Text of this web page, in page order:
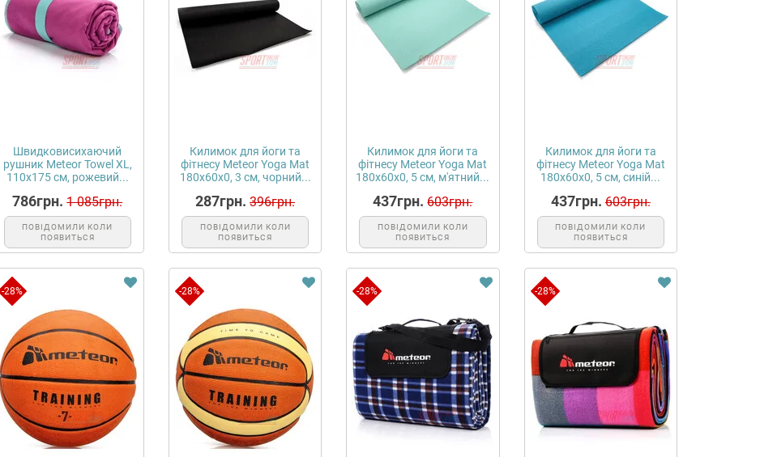
Швидковисихаючий
рушник Meteor Towel XL,
110х175 см, рожевий...
786грн. 1 085грн.
ПОВІДОМИЛИ КОЛИ
ПОЯВИТЬСЯ
Килимок для йоги та
фітнесу Meteor Yoga Mat
180x60x0, 3 см, чорний...
287грн. 396грн.
ПОВІДОМИЛИ КОЛИ
ПОЯВИТЬСЯ
Килимок для йоги та
фітнесу Meteor Yoga Mat
180x60x0, 5 см, м'ятний...
437грн. 603грн.
ПОВІДОМИЛИ КОЛИ
ПОЯВИТЬСЯ
Килимок для йоги та
фітнесу Meteor Yoga Mat
180x60x0, 5 см, синій...
437грн. 603грн.
ПОВІДОМИЛИ КОЛИ
ПОЯВИТЬСЯ
-28% -28% -28% -28%